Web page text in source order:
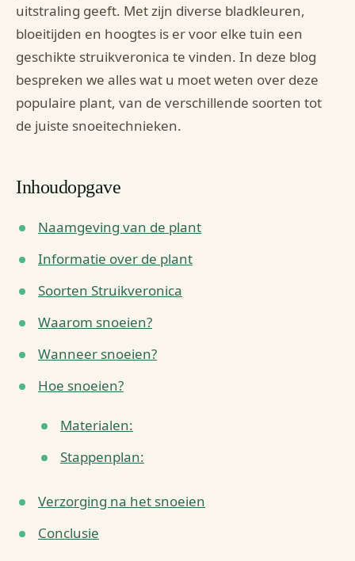
uitstraling geeft. Met zijn diverse bladkleuren,
bloeitijden en hoogtes is er voor elke tuin een
geschikte struikveronica te vinden. In deze blog
bespreken we alles wat u moet weten over deze
populaire plant, van de verschillende soorten tot
de juiste snoeitechnieken.
Inhoudopgave
Naamgeving van de plant
Informatie over de plant
Soorten Struikveronica
Waarom snoeien?
Wanneer snoeien?
Hoe snoeien?
Materialen:
Stappenplan:
Verzorging na het snoeien
Conclusie